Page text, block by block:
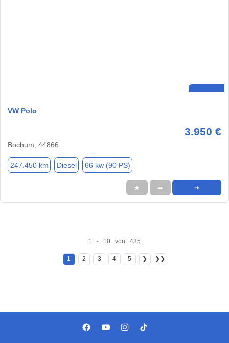
VW Polo
3.950 €
Bochum, 44866
247.450 km Diesel 66 kw (90 PS)
★ ➦ ➜
1 - 10 von 435
1 2 3 4 5 ❯ ❯❯